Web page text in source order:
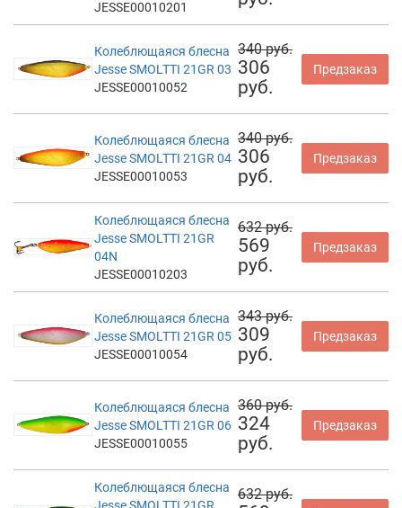
JESSE00010201
Колеблющаяся блесна
Jesse SMOLTTI 21GR 03
JESSE00010052
340 руб.
306
руб.
Предзаказ
Колеблющаяся блесна
Jesse SMOLTTI 21GR 04
JESSE00010053
340 руб.
306
руб.
Предзаказ
Колеблющаяся блесна
Jesse SMOLTTI 21GR
04N
JESSE00010203
632 руб.
569
руб.
Предзаказ
Колеблющаяся блесна
Jesse SMOLTTI 21GR 05
JESSE00010054
343 руб.
309
руб.
Предзаказ
Колеблющаяся блесна
Jesse SMOLTTI 21GR 06
JESSE00010055
360 руб.
324
руб.
Предзаказ
Колеблющаяся блесна
Jesse SMOLTTI 21GR
632 руб.